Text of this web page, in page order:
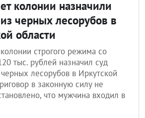
колонии назначили
черных лесорубов в
области
строгого режима со
тыс. рублей назначил суд
лесорубов в Иркутской
в законную силу не
что мужчина входил в